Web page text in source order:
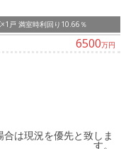
戸 満室時利回り10.66％
6500万円
は現況を優先と致しま
す。